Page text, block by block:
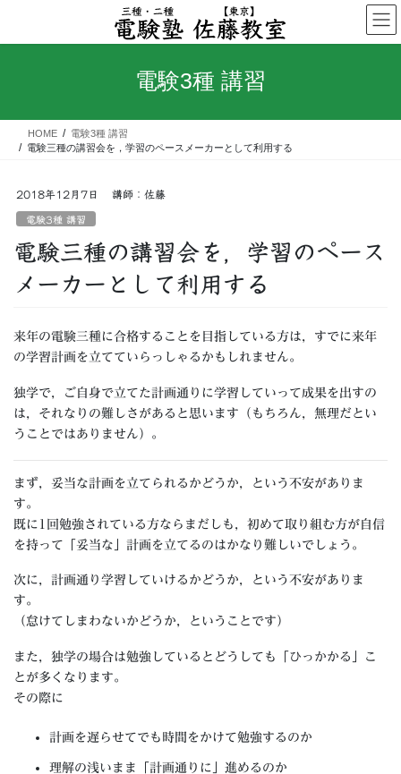
テ
ス
ゲ
ン
電験3種 講習
HOME
電験3種 講習
電験三種の講習会を，学習のペースメーカーとして利用する
2018年12月7日 講師：佐藤
電験3種 講習
電験三種の講習会を，学習のペース
メーカーとして利用する
来年の電験三種に合格することを目指している方は，すでに来年
の学習計画を立てていらっしゃるかもしれません。
独学で，ご自身で立てた計画通りに学習していって成果を出すの
は，それなりの難しさがあると思います（もちろん，無理だとい
うことではありません）。
まず，妥当な計画を立てられるかどうか，という不安がありま
す。
既に1回勉強されている方ならまだしも，初めて取り組む方が自信
を持って「妥当な」計画を立てるのはかなり難しいでしょう。
次に，計画通り学習していけるかどうか，という不安がありま
す。
（怠けてしまわないかどうか，ということです）
また，独学の場合は勉強しているとどうしても「ひっかかる」こ
とが多くなります。
その際に
計画を遅らせてでも時間をかけて勉強するのか
理解の浅いまま「計画通りに」進めるのか